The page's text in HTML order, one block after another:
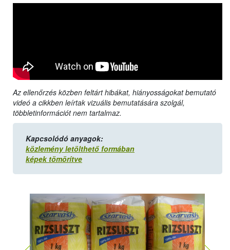
Az ellenőrzés közben feltárt hibákat, hiányosságokat bemutató
videó a cikkben leírtak vizuális bemutatására szolgál,
többletinformációt nem tartalmaz.
Kapcsolódó anyagok:
közlemény letölthető formában
képek tömörítve